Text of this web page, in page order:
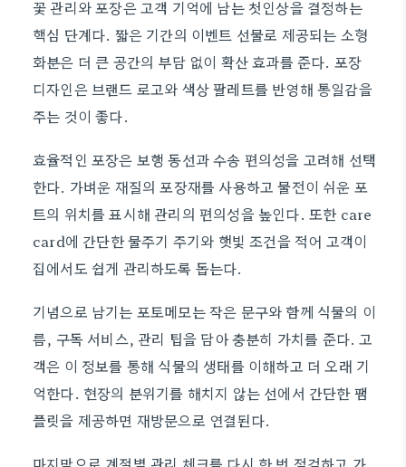
꽃 관리와 포장은 고객 기억에 남는 첫인상을 결정하는
핵심 단계다. 짧은 기간의 이벤트 선물로 제공되는 소형
화분은 더 큰 공간의 부담 없이 확산 효과를 준다. 포장
디자인은 브랜드 로고와 색상 팔레트를 반영해 통일감을
주는 것이 좋다.
효율적인 포장은 보행 동선과 수송 편의성을 고려해 선택
한다. 가벼운 재질의 포장재를 사용하고 물전이 쉬운 포
트의 위치를 표시해 관리의 편의성을 높인다. 또한 care
card에 간단한 물주기 주기와 햇빛 조건을 적어 고객이
집에서도 쉽게 관리하도록 돕는다.
기념으로 남기는 포토메모는 작은 문구와 함께 식물의 이
름, 구독 서비스, 관리 팁을 담아 충분히 가치를 준다. 고
객은 이 정보를 통해 식물의 생태를 이해하고 더 오래 기
억한다. 현장의 분위기를 해치지 않는 선에서 간단한 팸
플릿을 제공하면 재방문으로 연결된다.